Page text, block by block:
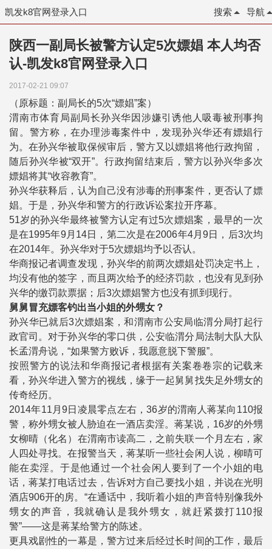
凯发k8官网登录入口 导航
搜索
陕西一副局长被警方认定5次嫖娼 本人均否
认-凯发k8官网登录入口
2017-02-21 09:07
（原标题：副局长的5次“嫖娼”案）
渭南市体育局副局长孙兴华因涉嫌引诱他人吸毒被刑事拘
留。警方称，在办理涉毒案件中，发现孙兴华还有嫖娼行
为。在孙兴华被取保候审后，警方又以嫖娼将他行政拘留，
随后孙兴华被“双开”。行政拘留结束后，警方以孙兴华多次
嫖娼将其“收容教育”。
孙兴华获释后，认为自己没有涉毒的刑事案件，更否认了嫖
娼。于是，孙兴华和警方的行政诉讼案拉开序幕。
51岁的孙兴华最终被警方认定有过5次嫖娼案，最早的一次
是在1995年9月14日，第二次是在2006年4月9日，后3次均
在2014年。孙兴华对于5次嫖娼均予以否认。
华商报记者调查发现，孙兴华的前两次嫖娼处罚决定书上，
均没有他的签字，而且两次给予的经济罚款，也没有见到孙
兴华的缴罚款票据；后3次嫖娼警方也没有抓到现行。
舅舅冒充嫖客钓出当小姐的外甥女？
孙兴华已就后3次嫖娼案，和渭南市公安局临渭分局打起行
政官司。对于孙兴华的零口供，公安临渭分局法制大队大队
长孟渭舟说，“如果警方败诉，我愿意脱下警服”。
按照警方的说法和华商报记者根据有关案卷卷宗的记载来
看，孙兴华进入警方的视线，缘于一起舅舅找失足外甥女的
传奇经历。
2014年11月9日凌晨零点左右，36岁的渭南人蒋某向110报
警，称外甥女被人胁迫在一酒店卖淫。蒋某说，16岁的外甥
女柳晴（化名）在渭南市读高二，之前失联一个月左右，家
人四处寻找。在报警当天，蒋某听一些社会闲人说，柳晴可
能在卖淫。于是他通过一个社会闲人要到了一个小姐的电
话，蒋某打电话过去，告诉对方自己要找小姐，并说在光明
酒店906开的房。“在通话中，我听着小姐的声音特别像我外
甥女的声音，我就确认是我外甥女，就赶紧拨打110报
警”——这是蒋某给警方的陈述。
更具戏剧性的一幕是，警方过来后经过长时间的工作，最后